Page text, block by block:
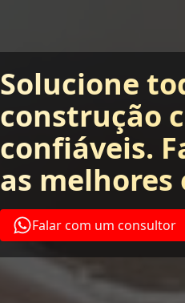
Solucione
construção
confiáveis.
as melhores
Falar com um consultor